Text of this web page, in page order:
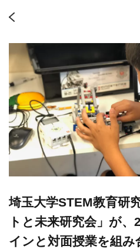
埼玉大学STEM教育研
トと未来研究会」が
インと対面授業を組